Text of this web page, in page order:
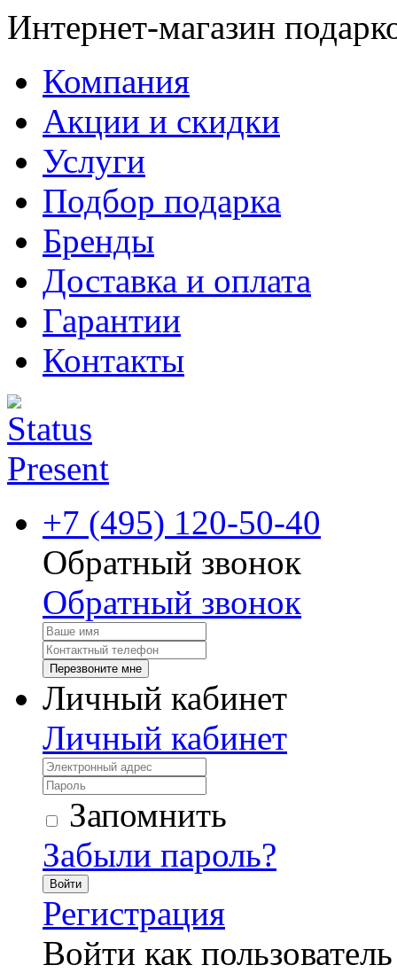
Интернет-магазин
Компания
Акции и скидки
Услуги
Подбор подарка
Бренды
Доставка и оплата
Гарантии
Контакты
+7 (495) 120-50-40
Обратный звонок
Обратный звонок
Перезвоните мне
Личный кабинет
Личный кабинет
Запомнить
Забыли пароль?
Войти
Регистрация
Войти как пользователь